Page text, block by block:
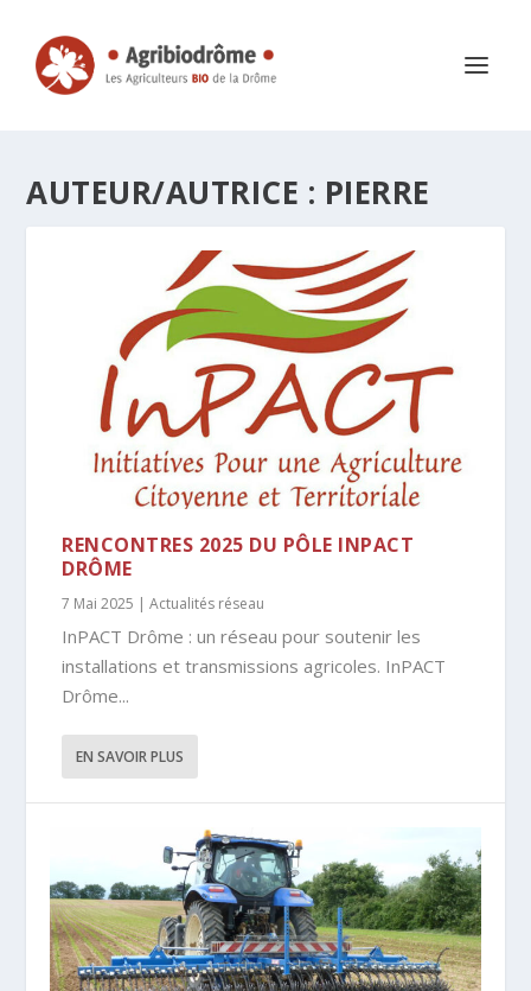
AUTEUR/AUTRICE : PIERRE
RENCONTRES 2025 DU PÔLE INPACT
DRÔME
7 Mai 2025 |Actualités réseau
InPACT Drôme : un réseau pour soutenir les
installations et transmissions agricoles. InPACT
Drôme...
EN SAVOIR PLUS